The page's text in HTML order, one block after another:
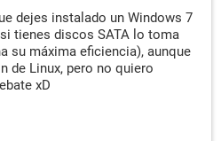
dejes instalado un Windows 7
tienes discos SATA lo toma
su máxima eficiencia), aunque
de Linux, pero no quiero
xD